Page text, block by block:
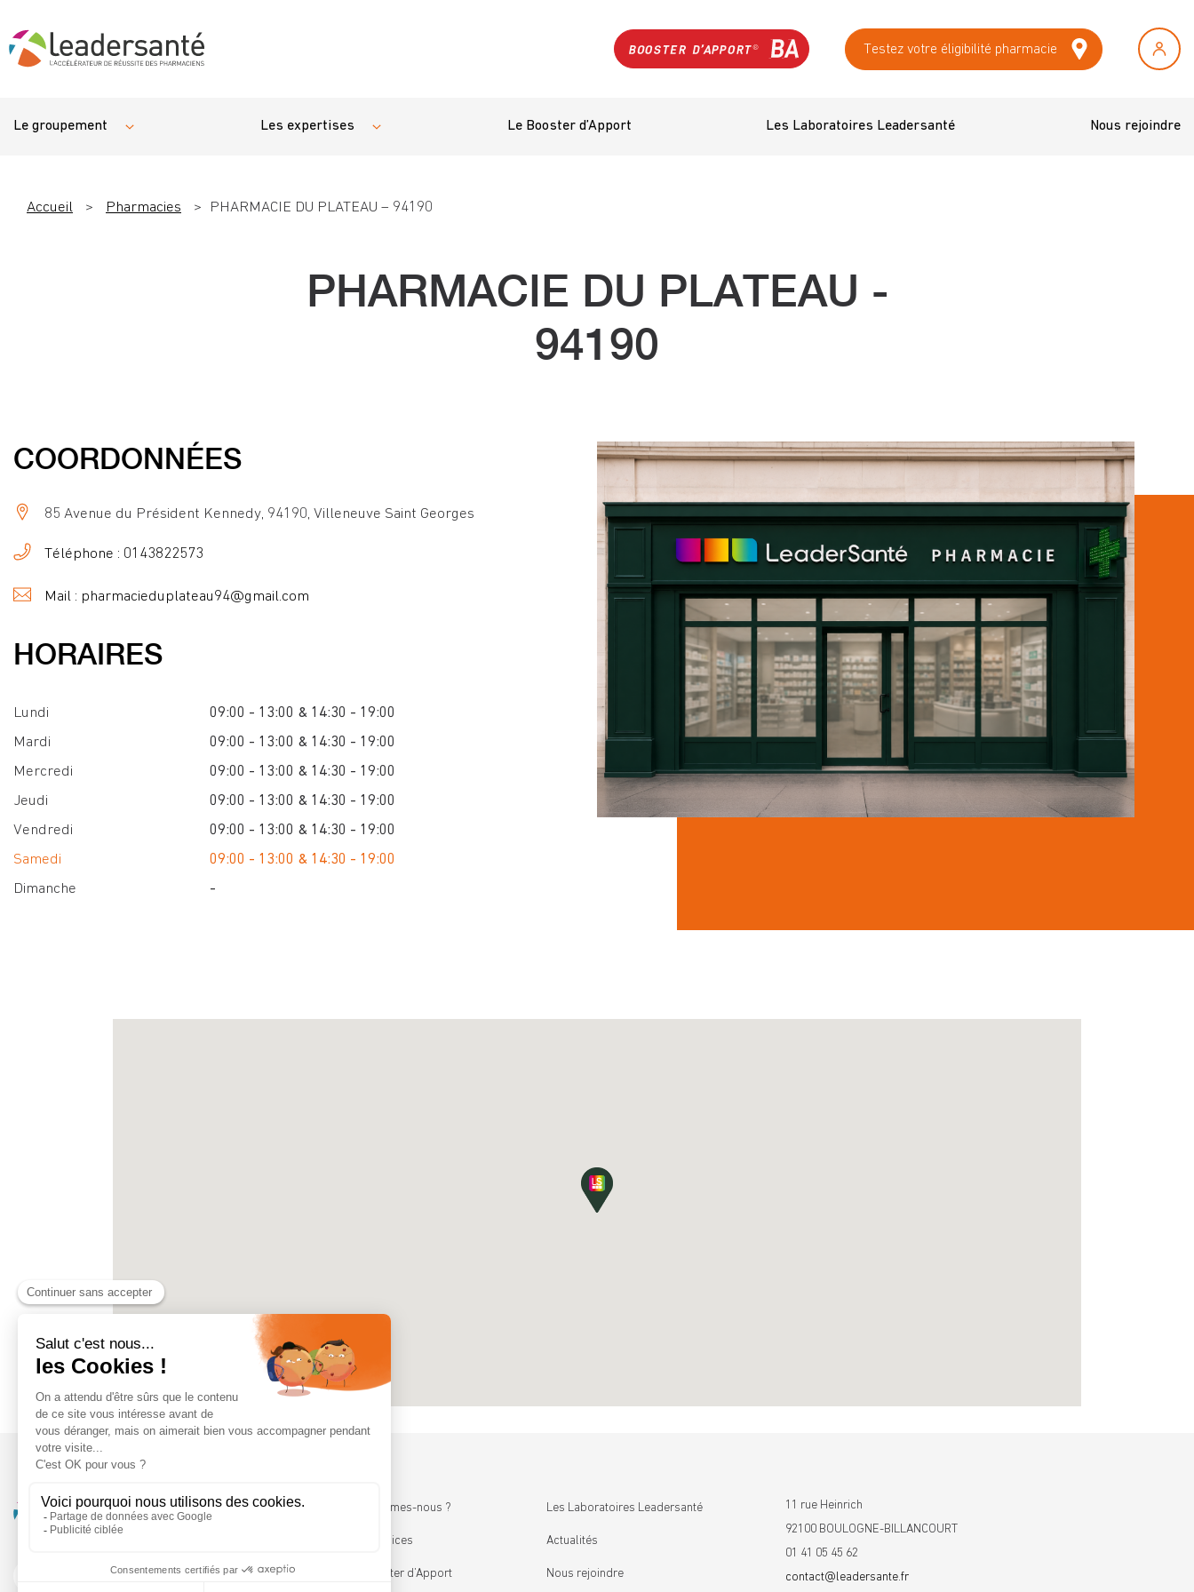
Testez votre éligibilité pharmacie
Le groupement Les expertises Le Booster d’Apport Les Laboratoires Leadersanté Nous rejoindre
Accueil > Pharmacies > PHARMACIE DU PLATEAU – 94190
PHARMACIE DU PLATEAU -
94190
COORDONNÉES
85 Avenue du Président Kennedy, 94190, Villeneuve Saint Georges
Téléphone : 0143822573
Mail : pharmacieduplateau94@gmail.com
HORAIRES
Lundi
09:00 - 13:00 & 14:30 - 19:00
Mardi
09:00 - 13:00 & 14:30 - 19:00
Mercredi
09:00 - 13:00 & 14:30 - 19:00
Jeudi
09:00 - 13:00 & 14:30 - 19:00
Vendredi
09:00 - 13:00 & 14:30 - 19:00
Samedi
09:00 - 13:00 & 14:30 - 19:00
Dimanche
-
Qui sommes-nous ?
Les services
Le Booster d’Apport
Les Laboratoires Leadersanté
Actualités
Nous rejoindre
11 rue Heinrich
92100 BOULOGNE-BILLANCOURT
01 41 05 45 62
contact@leadersante.fr